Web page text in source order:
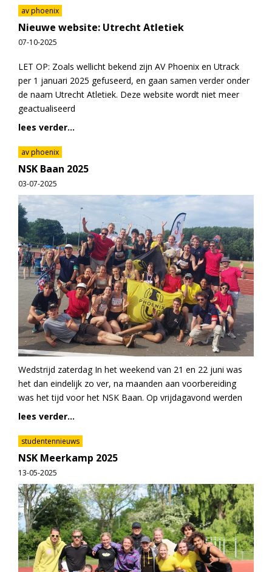
av phoenix
Nieuwe website: Utrecht Atletiek
07-10-2025
LET OP: Zoals wellicht bekend zijn AV Phoenix en Utrack
per 1 januari 2025 gefuseerd, en gaan samen verder onder
de naam Utrecht Atletiek. Deze website wordt niet meer
geactualiseerd
lees verder...
av phoenix
NSK Baan 2025
03-07-2025
Wedstrijd zaterdag In het weekend van 21 en 22 juni was
het dan eindelijk zo ver, na maanden aan voorbereiding
was het tijd voor het NSK Baan. Op vrijdagavond werden
lees verder...
studentennieuws
NSK Meerkamp 2025
13-05-2025